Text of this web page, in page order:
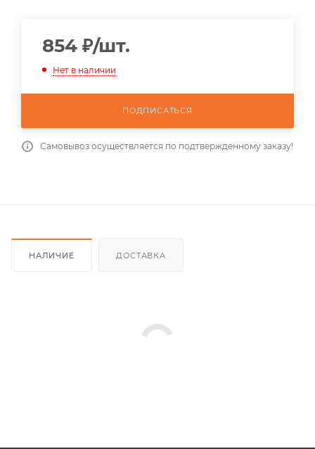
854 ₽/шт.
Нет в наличии
ПОДПИСАТЬСЯ
Самовывоз осуществляется по подтвержденному заказу!
НАЛИЧИЕ ДОСТАВКА